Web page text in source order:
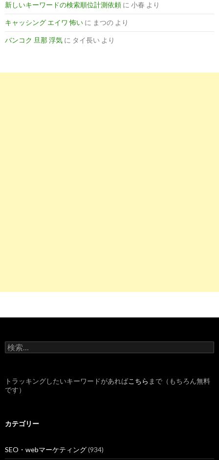
と求人/
薬剤師が一般企業への転職を成功させるには？企業で働く薬剤
師の仕事 ...
9 https://www.yakuzaishi-kyujin.com/jobs/showListByKeyword/
「医薬品 製造管理者」を含む薬剤師求人・募集・就職・転職情
報 | 薬剤師 ...
意外と多い企業薬剤師の職種と - 薬剤師の転職相談所
8 http://answers.ten-navi.com
新しいキーワードの検索順位計測依頼 に 小春 より
キャッシング エイワ 怖い に まつの より
バンコク 旦那 浮気 に タイ長い より
検
索
トラッキングしたいキーワードがあればこちら まで（もちろん無料
です）
カテゴリー
SEO・webマーケティング(934)